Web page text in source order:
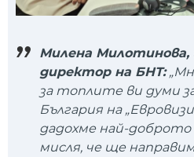
Милена Милотинова,
директор на БНТ:
за топлите ви думи
България на
дадохме най-
мисля, че ще